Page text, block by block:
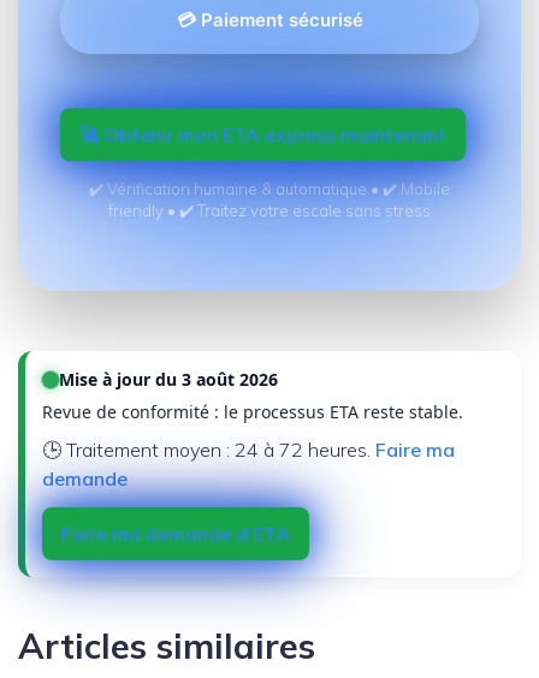
💳 Paiement sécurisé
🚀 Obtenir mon ETA express maintenant
✔️ Vérification humaine & automatique • ✔️ Mobile
friendly • ✔️ Traitez votre escale sans stress
Mise à jour du 3 août 2026
Revue de conformité : le processus ETA reste stable.
🕒 Traitement moyen : 24 à 72 heures. Faire ma
demande
Faire ma demande d’ETA
Articles similaires